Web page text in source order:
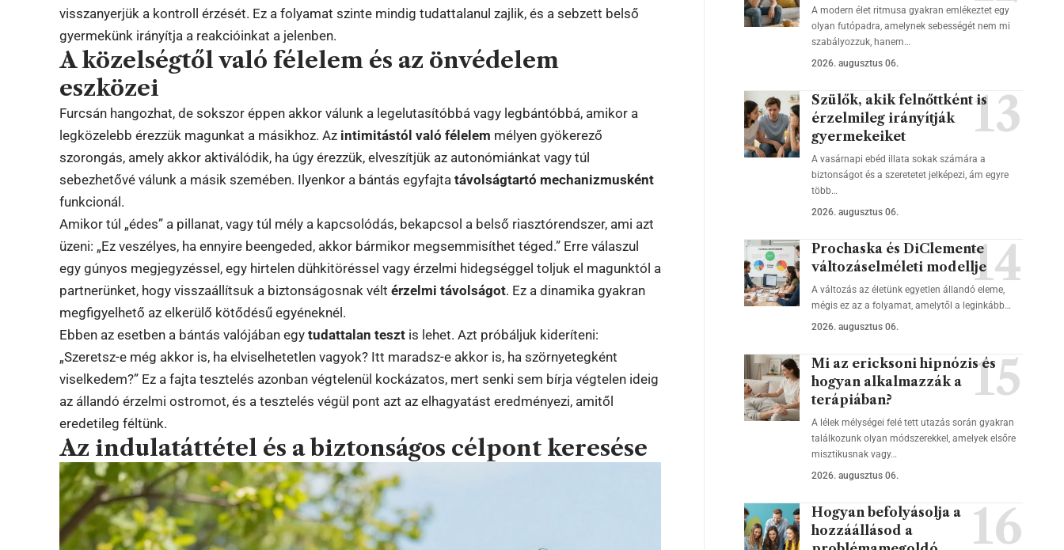
visszanyerjük a kontroll érzését. Ez a folyamat szinte mindig tudattalanul zajlik, és a sebzett belső
gyermekünk irányítja a reakcióinkat a jelenben.
A közelségtől való félelem és az önvédelem
eszközei
Furcsán hangozhat, de sokszor éppen akkor válunk a legelutasítóbbá vagy legbántóbbá, amikor a
legközelebb érezzük magunkat a másikhoz. Az intimitástól való félelem mélyen gyökerező
szorongás, amely akkor aktiválódik, ha úgy érezzük, elveszítjük az autonómiánkat vagy túl
sebezhetővé válunk a másik szemében. Ilyenkor a bántás egyfajtatávolságtartó mechanizmusként
funkcionál.
Amikor túl „édes” a pillanat, vagy túl mély a kapcsolódás, bekapcsol a belső riasztórendszer, ami azt
üzeni: „Ez veszélyes, ha ennyire beengeded, akkor bármikor megsemmisíthet téged.” Erre válaszul
egy gúnyos megjegyzéssel, egy hirtelen dühkitöréssel vagy érzelmi hidegséggel toljuk el magunktól a
partnerünket, hogy visszaállítsuk a biztonságosnak véltérzelmi távolságot. Ez a dinamika gyakran
megfigyelhető az elkerülő kötődésű egyéneknél.
Ebben az esetben a bántás valójában egytudattalan teszt is lehet. Azt próbáljuk kideríteni:
„Szeretsz-e még akkor is, ha elviselhetetlen vagyok? Itt maradsz-e akkor is, ha szörnyetegként
viselkedem?” Ez a fajta tesztelés azonban végtelenül kockázatos, mert senki sem bírja végtelen ideig
az állandó érzelmi ostromot, és a tesztelés végül pont azt az elhagyatást eredményezi, amitől
eredetileg féltünk.
Az indulatáttétel és a biztonságos célpont keresése
A modern élet ritmusa gyakran emlékeztet egy
olyan futópadra, amelynek sebességét nem mi
szabályozzuk, hanem…
2026. augusztus 06.
Szülők, akik felnőttként is
érzelmileg irányítják
gyermekeiket
A vasárnapi ebéd illata sokak számára a
biztonságot és a szeretetet jelképezi, ám egyre
több…
2026. augusztus 06.
Prochaska és DiClemente
változáselméleti modellje
A változás az életünk egyetlen állandó eleme,
mégis ez az a folyamat, amelytől a leginkább…
2026. augusztus 06.
Mi az ericksoni hipnózis és
hogyan alkalmazzák a
terápiában?
A lélek mélységei felé tett utazás során gyakran
találkozunk olyan módszerekkel, amelyek elsőre
misztikusnak vagy…
2026. augusztus 06.
Hogyan befolyásolja a
hozzáállásod a